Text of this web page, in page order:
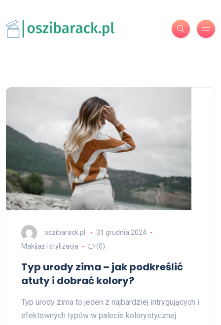
oszibarack.pl
31 grudnia 2024
Makijaż i stylizacja
(0)
Typ urody zima – jak podkreślić
atuty i dobrać kolory?
Typ urody zima to jeden z najbardziej intrygujących i
efektownych typów w palecie kolorystycznej.